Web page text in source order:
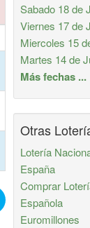
Sabado 18 de
Viernes 17 de
Miercoles 15
Martes 14 de
Más fechas ...
Otras
Lotería
España
Comprar
Española
Euromillones